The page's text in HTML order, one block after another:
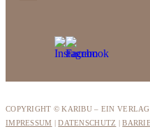
COPYRIGHT © KARIBU – EIN
IMPRESSUM |DATENSCHUTZ |